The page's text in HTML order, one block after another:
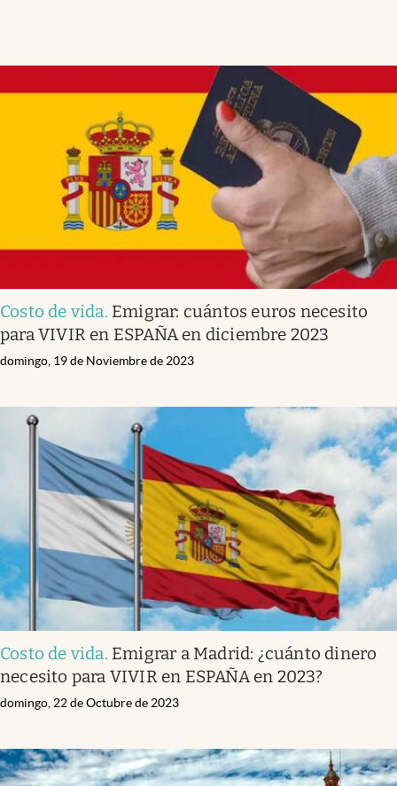
Costo de vida. Emigrar: cuántos euros necesito
para VIVIR en ESPAÑA en diciembre 2023
domingo, 19 de Noviembre de 2023
Costo de vida. Emigrar a Madrid: ¿cuánto dinero
necesito para VIVIR en ESPAÑA en 2023?
domingo, 22 de Octubre de 2023